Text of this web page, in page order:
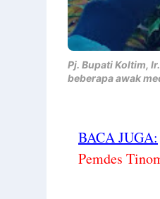
Pj. Bupati Koltim,
beberapa awak
BACA JUGA:
Pemdes